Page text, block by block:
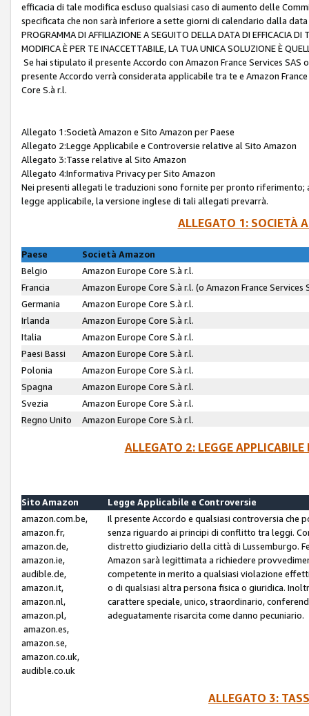
efficacia di tale modifica escluso qualsiasi caso di aumento delle
specificata che non sarà inferiore a sette giorni di calendario dalla data
PROGRAMMA DI AFFILIAZIONE A SEGUITO DELLA DATA DI EFFICACIA
MODIFICA È PER TE INACCETTABILE, LA TUA UNICA SOLUZIONE È
Se hai stipulato il presente Accordo con Amazon France Services
presente Accordo verrà considerata applicabile tra te e Amazon
Core S.à r.l.
Allegato 1:Società Amazon e Sito Amazon per Paese
Allegato 2:Legge Applicabile e Controversie relative al Sito Amazon
Allegato 3:Tasse relative al Sito Amazon
Allegato 4:Informativa Privacy per Sito Amazon
Nei presenti allegati le traduzioni sono fornite per pronto riferimento;
legge applicabile, la versione inglese di tali allegati prevarrà.
ALLEGATO 1: SOCIETÀ
Paese
Società Amazon
Belgio
Amazon Europe Core S.à r.l.
Francia
Amazon Europe Core S.à r.l. (o Amazon France
Germania
Amazon Europe Core S.à r.l.
Irlanda
Amazon Europe Core S.à r.l.
Italia
Amazon Europe Core S.à r.l.
Paesi Bassi
Amazon Europe Core S.à r.l.
Polonia
Amazon Europe Core S.à r.l.
Spagna
Amazon Europe Core S.à r.l.
Svezia
Amazon Europe Core S.à r.l.
Regno Unito
Amazon Europe Core S.à r.l.
ALLEGATO 2: LEGGE
Sito Amazon
Legge Applicabile e Controversie
amazon.com.be,
amazon.fr,
amazon.de,
amazon.ie,
audible.de,
amazon.it,
amazon.nl,
amazon.pl,
amazon.es,
amazon.se,
amazon.co.uk,
audible.co.uk
Il presente Accordo e qualsiasi controversia che
senza riguardo ai principi di conflitto tra leggi.
distretto giudiziario della città di Lussemburgo.
Amazon sarà legittimata a richiedere
competente in merito a qualsiasi violazione
o di qualsiasi altra persona fisica o giuridica.
carattere speciale, unico, straordinario,
adeguatamente risarcita come danno pecuniario.
ALLEGATO 3: